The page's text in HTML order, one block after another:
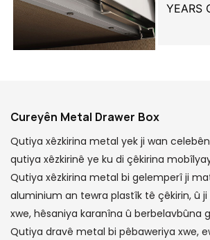
YEARS
Cureyên Metal Drawer Box
Qutiya xêzkirina metal yek ji wan
qutiya xêzkirinê ye ku di çêkirina
Qutiya xêzkirina metal bi gelemperî ji
aluminium an tewra plastîk tê çêkirin, û
xwe, hêsaniya karanîna û berbelavbûna
Qutiya dravê metal bi pêbaweriya xwe,